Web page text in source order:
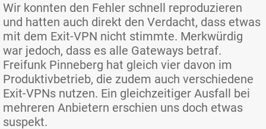
Wir konnten den Fehler schnell reproduzieren
und hatten auch direkt den Verdacht, dass etwas
mit dem Exit-VPN nicht stimmte. Merkwürdig
war jedoch, dass es alle Gateways betraf.
Freifunk Pinneberg hat gleich vier davon im
Produktivbetrieb, die zudem auch verschiedene
Exit-VPNs nutzen. Ein gleichzeitiger Ausfall bei
mehreren Anbietern erschien uns doch etwas
suspekt.